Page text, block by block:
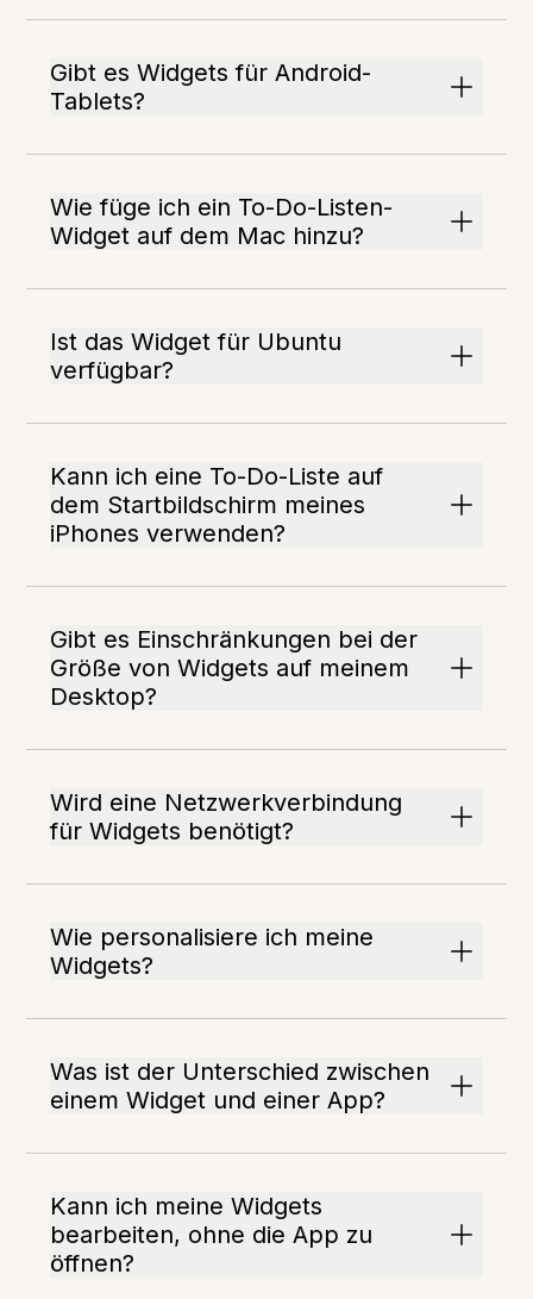
Gibt es Widgets für Android-
Tablets?
Wie füge ich ein To-Do-Listen-
Widget auf dem Mac hinzu?
Ist das Widget für Ubuntu
verfügbar?
Kann ich eine To-Do-Liste auf
dem Startbildschirm meines
iPhones verwenden?
Gibt es Einschränkungen bei der
Größe von Widgets auf meinem
Desktop?
Wird eine Netzwerkverbindung
für Widgets benötigt?
Wie personalisiere ich meine
Widgets?
Was ist der Unterschied zwischen
einem Widget und einer App?
Kann ich meine Widgets
bearbeiten, ohne die App zu
öffnen?